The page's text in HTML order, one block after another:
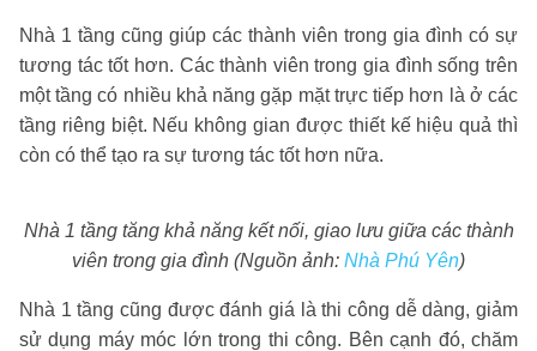
Nhà 1 tầng cũng giúp các thành viên trong gia đình có sự
tương tác tốt hơn. Các thành viên trong gia đình sống trên
một tầng có nhiều khả năng gặp mặt trực tiếp hơn là ở các
tầng riêng biệt. Nếu không gian được thiết kế hiệu quả thì
còn có thể tạo ra sự tương tác tốt hơn nữa.
Nhà 1 tầng tăng khả năng kết nối, giao lưu giữa các thành
viên trong gia đình (Nguồn ảnh: Nhà Phú Yên)
Nhà 1 tầng cũng được đánh giá là thi công dễ dàng, giảm
sử dụng máy móc lớn trong thi công. Bên cạnh đó, chăm